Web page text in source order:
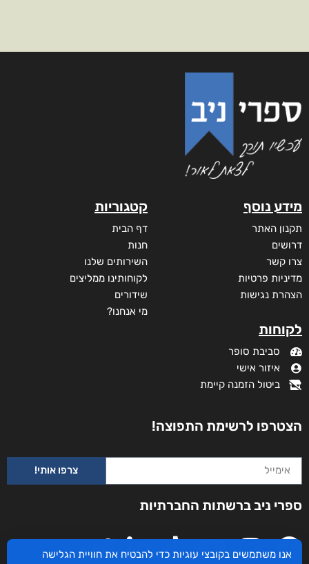
מידע נוסף
תקנון האתר
דרושים
צרו קשר
מדיניות פרטיות
הצהרת נגישות
לקוחות
סביבת סופר
איזור אישי
ביטול הזמנה קיימת
קטגוריות
דף הבית
חנות
השירותים שלנו
לקוחותינו ממליצים
שידורים
מי אנחנו?
הצטרפו לרשימת התפוצה!
צרפו אותי!
ספרי ניב ברשתות החברתיות
אנו משתמשים בקובצי עוגיות כדי להבטיח את חוויית הגלישה